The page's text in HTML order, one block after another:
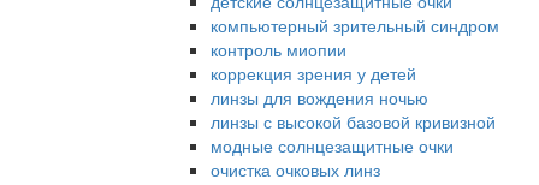
компьютерный зрительный синдром
контроль миопии
коррекция зрения у детей
линзы для вождения ночью
линзы с высокой базовой кривизной
модные солнцезащитные очки
очистка очковых линз